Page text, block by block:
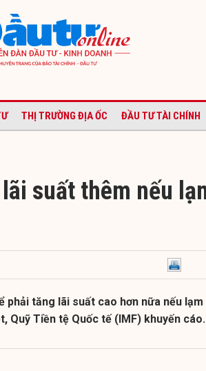
THỊ TRƯỜNG ĐỊA ỐC ĐẦU TƯ TÀI CHÍNH
suất thêm nếu
phải tăng lãi suất cao hơn nữa nếu lạm
Quỹ Tiền tệ Quốc tế (IMF) khuyến cáo.